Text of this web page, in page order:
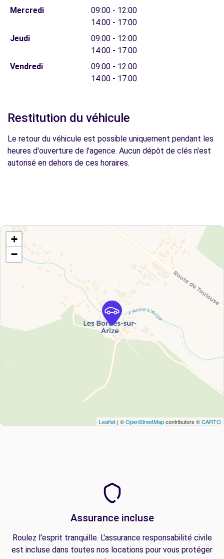
Mercredi
09:00 - 12:00
14:00 - 17:00
Jeudi
09:00 - 12:00
14:00 - 17:00
Vendredi
09:00 - 12:00
14:00 - 17:00
Restitution du véhicule
Le retour du véhicule est possible uniquement pendant les
heures d'ouverture de l'agence. Aucun dépôt de clés n'est
autorisé en dehors de ces horaires.
+
−
Leaflet | ©OpenStreetMapcontributors ©CARTO
Assurance incluse
Roulez l'esprit tranquille. L'assurance responsabilité civile
est incluse dans toutes nos locations pour vous protéger